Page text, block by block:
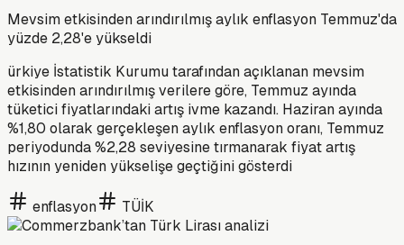
Mevsim etkisinden arındırılmış aylık enflasyon Temmuz'da
yüzde 2,28'e yükseldi
ürkiye İstatistik Kurumu tarafından açıklanan mevsim
etkisinden arındırılmış verilere göre, Temmuz ayında
tüketici fiyatlarındaki artış ivme kazandı. Haziran ayında
%1,80 olarak gerçekleşen aylık enflasyon oranı, Temmuz
periyodunda %2,28 seviyesine tırmanarak fiyat artış
hızının yeniden yükselişe geçtiğini gösterdi
enflasyon TÜİK